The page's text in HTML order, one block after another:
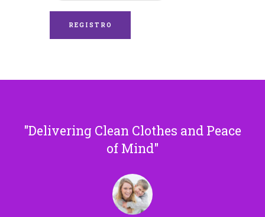
Delivering Clean Clothes and Peace
of Mind